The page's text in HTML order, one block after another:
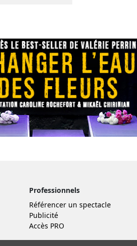
Professionnels
Référencer un spectacle
Publicité
Accès PRO